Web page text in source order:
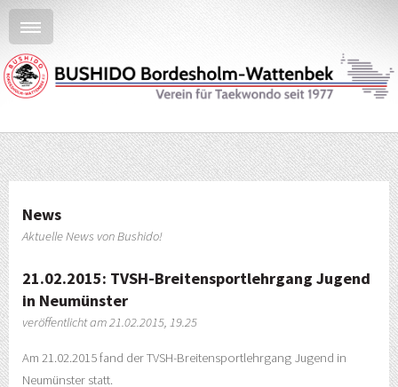
News
Aktuelle News von Bushido!
21.02.2015: TVSH-Breitensportlehrgang Jugend
in Neumünster
veröffentlicht am 21.02.2015, 19.25
Am 21.02.2015 fand der TVSH-Breitensportlehrgang Jugend in
Neumünster statt.